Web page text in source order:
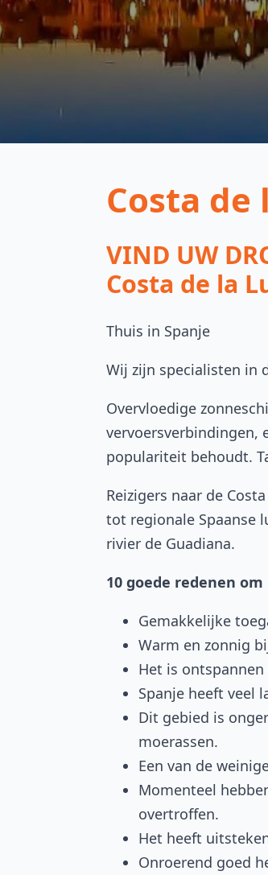
Costa de
VIND UW
Costa de la
Thuis in Spanje
Wij zijn specialisten in
Overvloedige
vervoersverbindingen,
populariteit behoudt.
Reizigers naar de
tot regionale Spaanse
rivier de Guadiana.
10 goede redenen
Gemakkelijke
Warm en zonnig
Het is
Spanje heeft veel
Dit gebied is
moerassen.
Een van de
Momenteel
overtroffen.
Het heeft
Onroerend goed